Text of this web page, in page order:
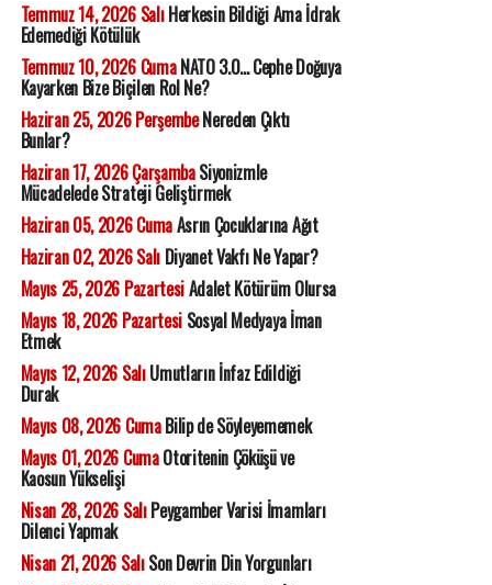
Temmuz 14, 2026 SalıHerkesin Bildiği Ama İdrak
Edemediği Kötülük
Temmuz 10, 2026 CumaNATO 3.0... Cephe Doğuya
Kayarken Bize Biçilen Rol Ne?
Haziran 25, 2026 PerşembeNereden Çıktı
Bunlar?
Haziran 17, 2026 ÇarşambaSiyonizmle
Mücadelede Strateji Geliştirmek
Haziran 05, 2026 CumaAsrın Çocuklarına Ağıt
Haziran 02, 2026 SalıDiyanet Vakfı Ne Yapar?
Mayıs 25, 2026 PazartesiAdalet Kötürüm Olursa
Mayıs 18, 2026 PazartesiSosyal Medyaya İman
Etmek
Mayıs 12, 2026 SalıUmutların İnfaz Edildiği
Durak
Mayıs 08, 2026 CumaBilip de Söyleyememek
Mayıs 01, 2026 CumaOtoritenin Çöküşü ve
Kaosun Yükselişi
Nisan 28, 2026 SalıPeygamber Varisi İmamları
Dilenci Yapmak
Nisan 21, 2026 SalıSon Devrin Din Yorgunları